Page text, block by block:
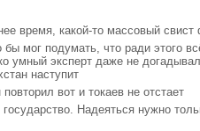
время, какой-то массовый свист
мог подумать, что ради этого
умный эксперт даже не
наступит
вот и токаев не отстает
Надеяться нужно